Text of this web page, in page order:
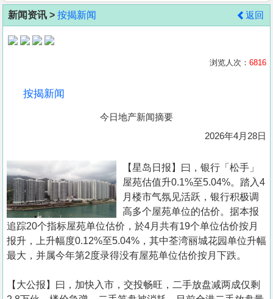
地
产
置
业
手
册
关
我
新闻资讯 > 按揭新闻 返回
浏览人次： 6816
按揭新闻
今日地产新闻摘要
2026年4月28日
【星岛日报】曰，银行「松手」
屋苑估值升0.1%至5.04%。踏入4
月楼市气氛见活跃，银行积极调
高多个屋苑单位的估价。据本报
追踪20个指标屋苑单位估价，於4月共有19个单位估价按月
报升，上升幅度0.12%至5.04%，其中荃湾丽城花园单位升幅
最大，并属今年第2度录得没有屋苑单位估价按月下跌。
【大公报】曰，加快入市，交投畅旺，二手放盘减两成仅剩